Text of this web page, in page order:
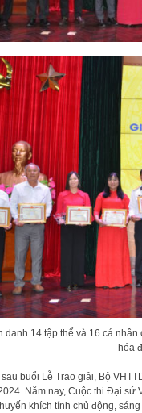
danh 14 tập thể và 16 cá
hóa
sau buổi Lễ Trao giải, Bộ
Năm nay, Cuộc thi Đại sứ
khích tính chủ động,